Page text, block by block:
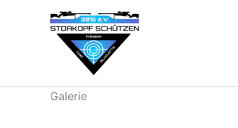
Galerie